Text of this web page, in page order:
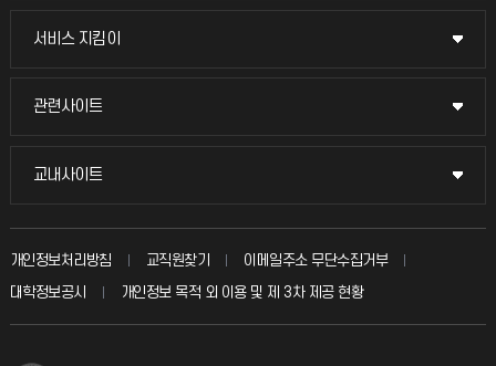
교무회의방송
입학안내
서비스 지킴이
서비스 지킴이
묻고 답하기
칭찬마당
학생서비스 지킴이
관련사이트
관련사이트
국방헬프콜
교내사이트
교내사이트
교수회
교육혁신본부
개인정보처리방침 교직원찾기
이메일주소 무단수집거부
대학정보공시
개인정보 목적 외 이용 및 제 3차 제공 현황